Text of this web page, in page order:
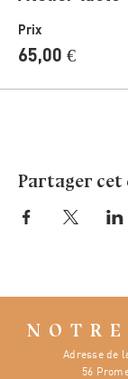
Prix
65,00 €
Partager cet
Adresse de
56